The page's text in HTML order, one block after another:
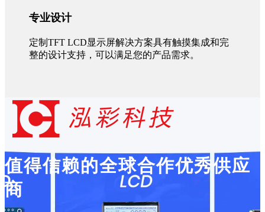
专业设计
定制TFT LCD显示屏解决方案具有触摸集成和完
整的设计支持，可以满足您的产品需求。
值得信赖的全球合作优秀供应
商